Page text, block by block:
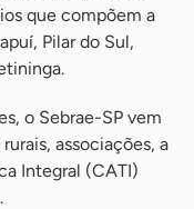
que compõem a
Pilar do Sul,
o Sebrae-SP vem
associações, a
Integral (CATI)